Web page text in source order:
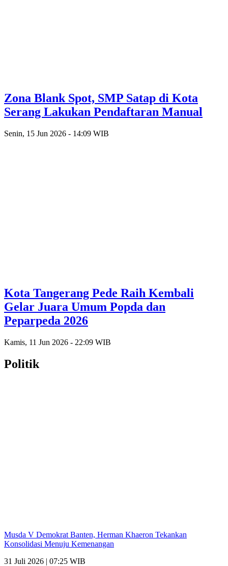
Zona Blank Spot, SMP Satap di Kota
Serang Lakukan Pendaftaran Manual
Senin, 15 Jun 2026 - 14:09 WIB
Kota Tangerang Pede Raih Kembali
Gelar Juara Umum Popda dan
Peparpeda 2026
Kamis, 11 Jun 2026 - 22:09 WIB
Politik
Musda V Demokrat Banten, Herman Khaeron Tekankan
Konsolidasi Menuju Kemenangan
31 Juli 2026 | 07:25 WIB